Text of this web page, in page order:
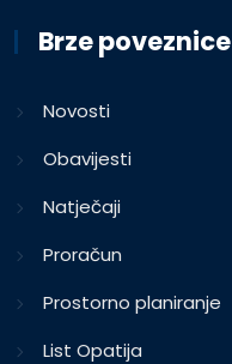
Brze poveznice
Novosti
Obavijesti
Natječaji
Proračun
Prostorno planiranje
List Opatija